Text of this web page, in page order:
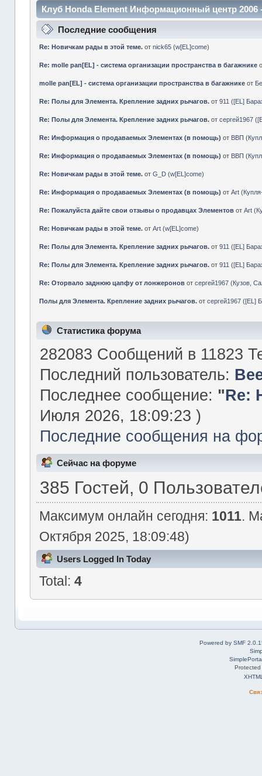
Клуб Honda Element Информационный центр
Последние сообщения
Re: Новичкам рады в этой теме. отnick65 (w[EL]come)
Re: molle pan[EL] - система организации пространства в багажнике
molle pan[EL] - система организации пространства в багажнике от
Re: Полы для Элемента. Крепление задних рычагов. от911 ([EL]
Re: Полы для Элемента. Крепление задних рычагов. отсергей1967 (
Re: Информация о продаваемых Элементах (в помощь) от ВВП (
Re: Информация о продаваемых Элементах (в помощь) от ВВП (
Re: Новичкам рады в этой теме. отG_D (w[EL]come)
Re: Информация о продаваемых Элементах (в помощь) отArt (
Re: Пожалуйста дайте свои отзывы о продавцах Элементов отArt (
Re: Новичкам рады в этой теме. отArt (w[EL]come)
Re: Полы для Элемента. Крепление задних рычагов. от911 ([EL]
Re: Полы для Элемента. Крепление задних рычагов. от911 ([EL]
Re: Оторвало заднюю цапфу от лонжеронов отсергей1967 (Кузов,
Полы для Элемента. Крепление задних рычагов. отсергей1967 ([EL]
Статистика форума
282083 Сообщений в 11823
Последний пользователь:
Последнее сообщение: "Re:
Июля 2026, 18:09:23 )
Последние сообщения на
Сейчас на форуме
385 Гостей, 0
Максимум онлайн сегодня: 1011.
Октября 2025, 18:09:48)
Users Logged In Today
Total: 4
Powered by SMF